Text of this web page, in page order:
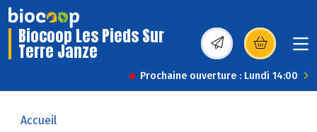
Biocoop Les Pieds Sur
Terre Janze (s’ouvre dans une
Prochaine ouverture : Lundi 14:00
Accueil